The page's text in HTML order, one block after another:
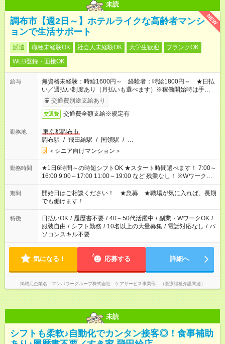
未読
NEW
調布市【週2日～】ホテルライクな高齢者マンシ
ョンで生活サポート
派遣 職種未経験OK 社会人未経験OK 大学生歓迎
ブランクOK
WEB登録・面接OK
給与
無資格未経験：時給1600円～ 経験者：時給1800円～ ★日払
い／週払い制度あり（月払いも選べます）※稼働開始時は手続き
完了次第のお支払いとなります。
交通費別途支給あり
交通費 交通費全額支給※規定有
勤務地
東京都調布市
調布駅 / 飛田給駅 / 国領駅 / …
＜シニア向けマンション＞
勤務時間
★1日6時間～の時短シフトOK ★スタート時間選べます！ 7:00～
16:00 9:00～17:00 11:00～19:00 など 残業なし！ ※Wワークの
場合、他のお仕事と合わせ週40時間超の就業はご案内できませ
ん ※法令に基づき、週20時間以上勤務は社会保険への加入対象
となります ※労働者派遣法（日雇い派遣の原則禁止）により、
短時間・短期間の就業はご案内が難しい場合があります
期間
開始日はご相談ください！ ★急募 ★職場が気に入れば、長期
でも働けます！
特徴 日払いOK / 履歴書不要 / 40～50代活躍中 / 副業・WワークOK /
服装自由 / シフト勤務 / 10名以上の大量募集 / 電話対応なし / パ
ソコンスキル不要
気になる！ 応募する 詳細へ
掲載元企業名 マンパワーグループ株式会社 ケアサービス事業部 （医療福祉介護関連）
未読
シフトも柔軟♪自動化でカンタン接客◎！食事補助